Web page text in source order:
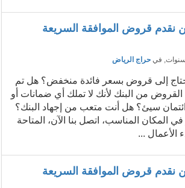
نقدم قروض الموافقة السريعة
, في حراج الرياض
إلى قروض بسعر فائدة منخفض؟ هل تم
من البنك لأنك لا تملك أي ضمانات أو
سيئ؟ هل أنت متعب من إجهاد البنك؟
في المكان المناسب، اتصل بنا الآن، المتاحة
الأعمال ...
نقدم قروض الموافقة السريعة